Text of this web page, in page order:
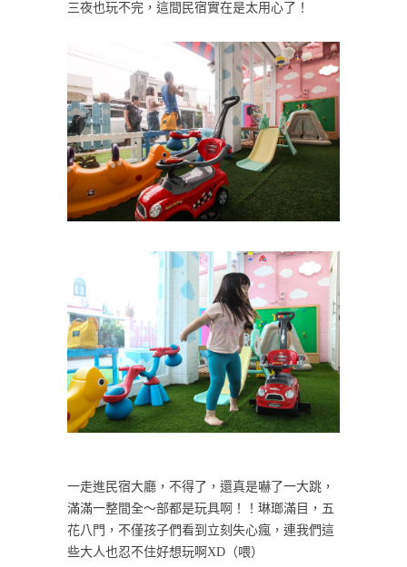
三夜也玩不完，這間民宿實在是太用心了！
一走進民宿大廳，不得了，還真是嚇了一大跳，
滿滿一整間全～部都是玩具啊！！琳瑯滿目，五
花八門，不僅孩子們看到立刻失心瘋，連我們這
些大人也忍不住好想玩啊XD（喂）